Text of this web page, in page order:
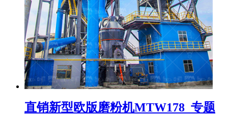
直销新型欧版磨粉机MTW178_专题